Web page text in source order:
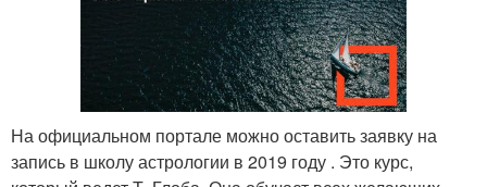
На официальном портале можно оставить заявку на
запись в школу астрологии в 2019 году . Это курс,